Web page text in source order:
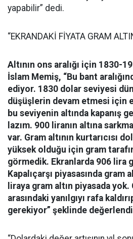
yapabilir” dedi.
“EKRANDAKİ FİYATA GRAM
Altının ons aralığı için 1830-
İslam Memiş, “Bu bant
ediyor. 1830 dolar seviyesi dün
düşüşlerin devam etmesi için
bu seviyenin altında kapanış
lazım. 900 liranın altına
var. Gram altının kurtarıcısı
yüksek olduğu için gram
görmedik. Ekranlarda 906 lira
Kapalıçarşı piyasasında gram
liraya gram altın piyasada yok.
arasındaki yanılgıyı rafa
gerekiyor” şeklinde